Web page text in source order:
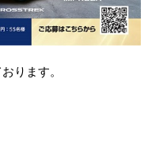
ります。